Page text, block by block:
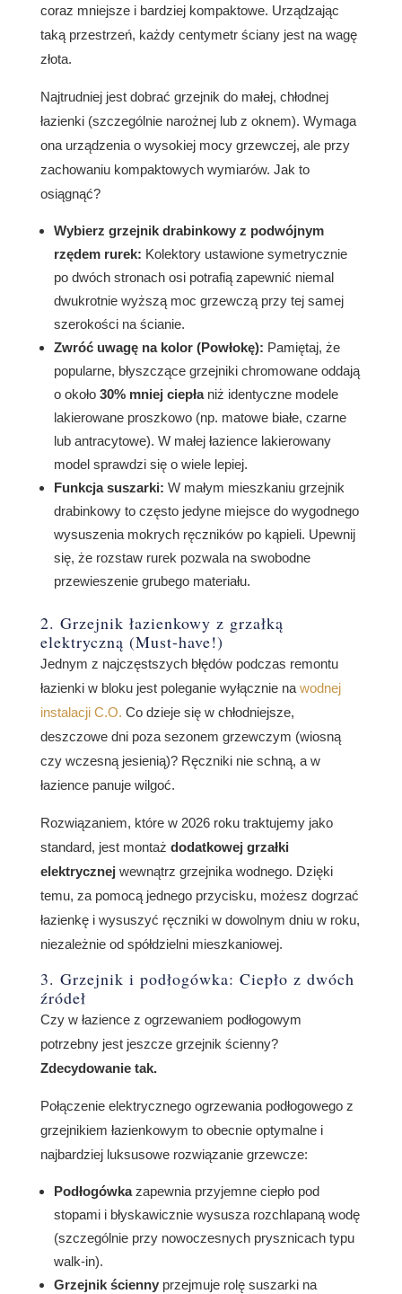
coraz mniejsze i bardziej kompaktowe. Urządzając
taką przestrzeń, każdy centymetr ściany jest na wagę
złota.
Najtrudniej jest dobrać grzejnik do małej, chłodnej
łazienki (szczególnie narożnej lub z oknem). Wymaga
ona urządzenia o wysokiej mocy grzewczej, ale przy
zachowaniu kompaktowych wymiarów. Jak to
osiągnąć?
Wybierz grzejnik drabinkowy z podwójnym
rzędem rurek: Kolektory ustawione symetrycznie
po dwóch stronach osi potrafią zapewnić niemal
dwukrotnie wyższą moc grzewczą przy tej samej
szerokości na ścianie.
Zwróć uwagę na kolor (Powłokę): Pamiętaj, że
popularne, błyszczące grzejniki chromowane oddają
o około 30% mniej ciepłaniż identyczne modele
lakierowane proszkowo (np. matowe białe, czarne
lub antracytowe). W małej łazience lakierowany
model sprawdzi się o wiele lepiej.
Funkcja suszarki: W małym mieszkaniu grzejnik
drabinkowy to często jedyne miejsce do wygodnego
wysuszenia mokrych ręczników po kąpieli. Upewnij
się, że rozstaw rurek pozwala na swobodne
przewieszenie grubego materiału.
2. Grzejnik łazienkowy z grzałką
elektryczną (Must-have!)
Jednym z najczęstszych błędów podczas remontu
łazienki w bloku jest poleganie wyłącznie na wodnej
instalacji C.O. Co dzieje się w chłodniejsze,
deszczowe dni poza sezonem grzewczym (wiosną
czy wczesną jesienią)? Ręczniki nie schną, a w
łazience panuje wilgoć.
Rozwiązaniem, które w 2026 roku traktujemy jako
standard, jest montaż dodatkowej grzałki
elektrycznej wewnątrz grzejnika wodnego. Dzięki
temu, za pomocą jednego przycisku, możesz dogrzać
łazienkę i wysuszyć ręczniki w dowolnym dniu w roku,
niezależnie od spółdzielni mieszkaniowej.
3. Grzejnik i podłogówka: Ciepło z dwóch
źródeł
Czy w łazience z ogrzewaniem podłogowym
potrzebny jest jeszcze grzejnik ścienny?
Zdecydowanie tak.
Połączenie elektrycznego ogrzewania podłogowego z
grzejnikiem łazienkowym to obecnie optymalne i
najbardziej luksusowe rozwiązanie grzewcze:
Podłogówkazapewnia przyjemne ciepło pod
stopami i błyskawicznie wysusza rozchlapaną wodę
(szczególnie przy nowoczesnych prysznicach typu
walk-in).
Grzejnik ściennyprzejmuje rolę suszarki na